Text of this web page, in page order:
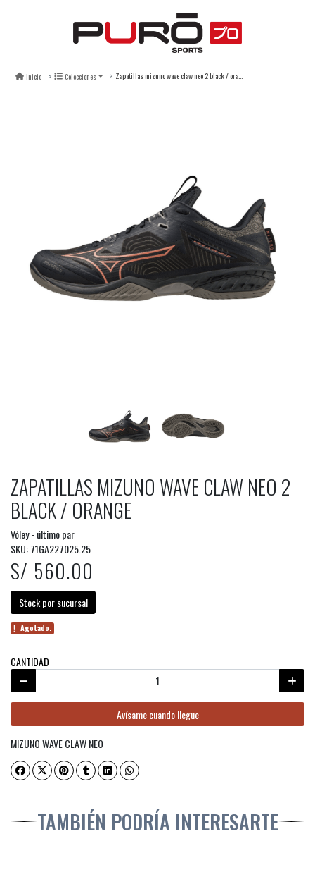
Inicio Colecciones Zapatillas mizuno wave claw neo 2 black / orange
ZAPATILLAS MIZUNO WAVE CLAW NEO 2
BLACK / ORANGE
Vóley - último par
SKU: 71GA227025.25
S/ 560.00
Stock por sucursal
Agotado.
CANTIDAD
Avísame cuando llegue
MIZUNO WAVE CLAW NEO
TAMBIÉN PODRÍA INTERESARTE